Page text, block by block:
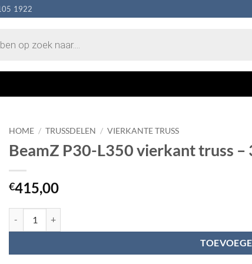
1922
HOME / TRUSSDELEN / VIERKANTE TRUSS
BeamZ P30-L350 vierkant truss –
€415,00